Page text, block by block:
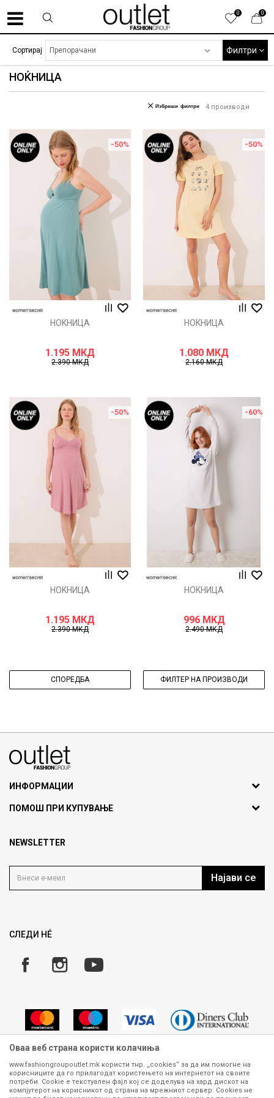
0
0
НОЌНИЦА
Сортирај Филтри
4 производи
Избриши филтри
-50%
НОЌНИЦА
1.195 МКД
2.390МКД
-50%
НОЌНИЦА
1.080 МКД
2.160МКД
-50%
НОЌНИЦА
1.195 МКД
2.390МКД
-60%
НОЌНИЦА
996 МКД
2.490МКД
СПОРЕДБА ФИЛТЕР НА ПРОИЗВОДИ
ИНФОРМАЦИИ
За нас
Продавница
Кариера
ПОМОШ ПРИ КУПУВАЊЕ
Политика на приватност
Како да купите
Замена и рефундација на производи
Плаќање
NEWSLETTER
Најави се
СЛЕДИ НÉ
Сите информации околу производите кои се изложени на нашата
онлајн продавница се стремиме да бидат конкретни, точни и прецизни,
Оваа веб страна користи колачиња
www.fashiongroupoutlet.mk користи тнр. „cookies“ за да им помогне на
корисниците да го прилагодат користењето на интернетот на своите
потреби. Cookie е текстуален фајл кој се доделува на хард дискот на
компјутерот на корисникот од страна на мрежниот сервер. Cookies не